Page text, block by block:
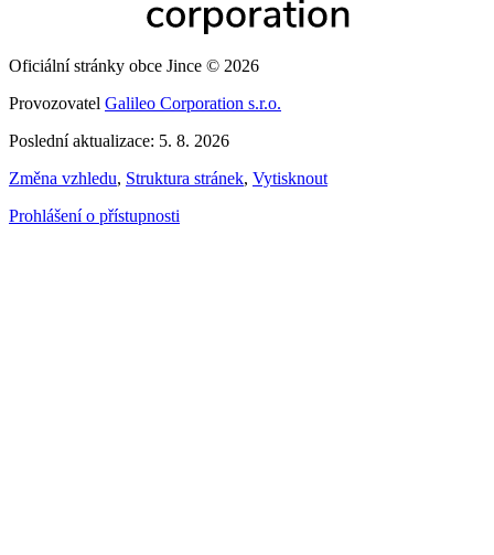
Oficiální stránky obce Jince © 2026
Provozovatel Galileo Corporation s.r.o.
Poslední aktualizace: 5. 8. 2026
Změna vzhledu, Struktura stránek, Vytisknout
Prohlášení o přístupnosti